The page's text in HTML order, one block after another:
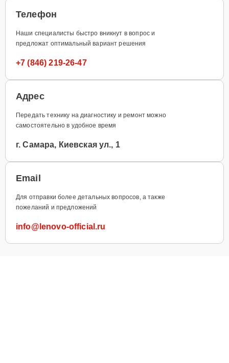
Телефон
Наши специалисты быстро вникнут в вопрос и
предложат оптимальный вариант решения
+7 (846) 219-26-47
Адрес
Передать технику на диагностику и ремонт можно
самостоятельно в удобное время
г. Самара, Киевская ул., 1
Email
Для отправки более детальных вопросов, а также
пожеланий и предложений
info@lenovo-official.ru